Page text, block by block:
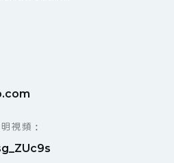
視頻：